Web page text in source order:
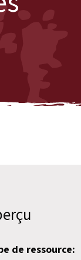
de ressource: